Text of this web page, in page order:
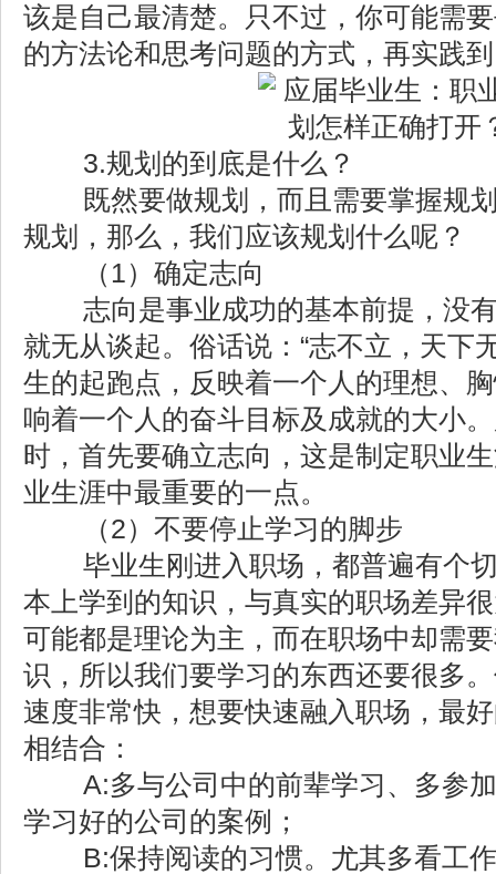
该是自己最清楚。只不过，你可能需
的方法论和思考问题的方式，再实践
3.规划的到底是什么？
既然要做规划，而且需要掌握规
规划，那么，我们应该规划什么呢？
（1）确定志向
志向是事业成功的基本前提，没
就无从谈起。俗话说：“志不立，天下
生的起跑点，反映着一个人的理想、
响着一个人的奋斗目标及成就的大小
时，首先要确立志向，这是制定职业
业生涯中最重要的一点。
（2）不要停止学习的脚步
毕业生刚进入职场，都普遍有个
本上学到的知识，与真实的职场差异
可能都是理论为主，而在职场中却需
识，所以我们要学习的东西还要很多
速度非常快，想要快速融入职场，最
相结合：
A:多与公司中的前辈学习、多参
学习好的公司的案例；
B:保持阅读的习惯。尤其多看工